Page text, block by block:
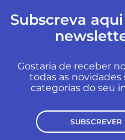
Subscreva
Gostaria de receber
todas as novidades
categorias do seu
SUBSCREVER